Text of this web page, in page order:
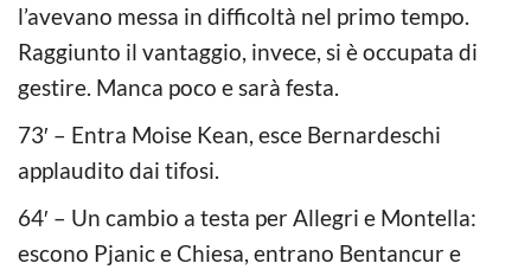
l’avevano messa in difficoltà nel primo tempo.
Raggiunto il vantaggio, invece, si è occupata di
gestire. Manca poco e sarà festa.
73′ – Entra Moise Kean, esce Bernardeschi
applaudito dai tifosi.
64′ – Un cambio a testa per Allegri e Montella:
escono Pjanic e Chiesa, entrano Bentancur e